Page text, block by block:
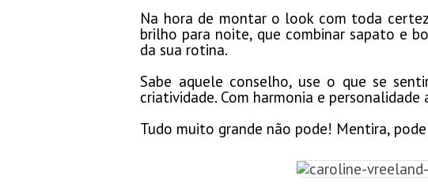
Na hora de montar o look com toda
brilho para noite, que combinar sapato e
da sua rotina.
Sabe aquele conselho, use o que se
criatividade. Com harmonia e personalidade
Tudo muito grande não pode! Mentira,